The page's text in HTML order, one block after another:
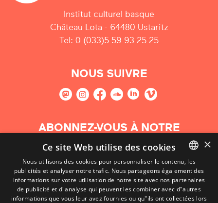
Institut culturel basque
Château Lota - 64480 Ustaritz
Tel: 0 (033)5 59 93 25 25
NOUS SUIVRE
ABONNEZ-VOUS À NOTRE
NEWSLETTER
S'abonner
BASQUE
FRENCH
×
Ce site Web utilise des cookies
Nous utilisons des cookies pour personnaliser le contenu, les
publicités et analyser notre trafic. Nous partageons également des
informations sur votre utilisation de notre site avec nos partenaires
de publicité et d"analyse qui peuvent les combiner avec d"autres
informations que vous leur avez fournies ou qu"ils ont collectées lors